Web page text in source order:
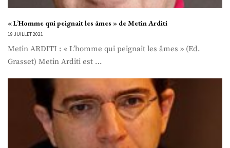
« L’Homme qui peignait les âmes » de Metin Arditi
19 JUILLET 2021
Metin ARDITI : « L’homme qui peignait les âmes » (Ed.
Grasset) Metin Arditi est …